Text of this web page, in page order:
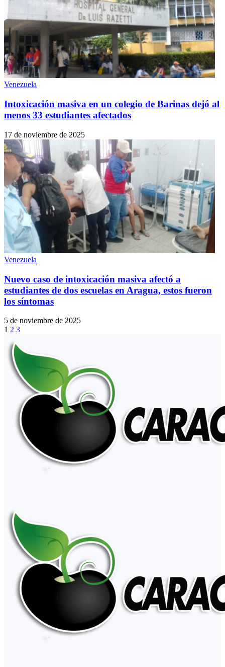
Venezuela
Intoxicación masiva en un colegio de Barinas dejó al
menos 33 estudiantes afectados
17 de noviembre de 2025
Venezuela
Nuevo caso de intoxicación masiva afectó a
estudiantes de dos escuelas en Aragua, estos fueron
los síntomas
5 de noviembre de 2025
1 2 3